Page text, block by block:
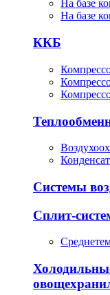
На базе
На базе
ККБ
Системы
Сплит-